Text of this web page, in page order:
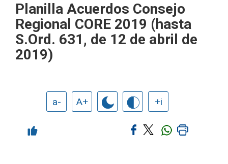
Planilla Acuerdos Consejo
Regional CORE 2019 (hasta
S.Ord. 631, de 12 de abril de
2019)
a- A+ +i